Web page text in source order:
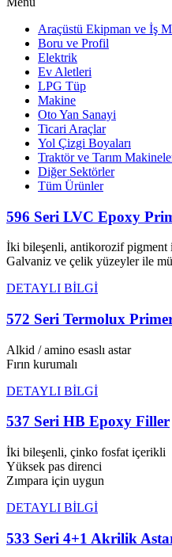
Araçüstü Ekipman ve İş
Boru ve Profil
Elektrik
Ev Aletleri
LPG Tüp
Makine
Oto Yan Sanayi
Ticari Araçlar
Yol Çizgi Boyaları
Traktör ve Tarım
Diğer Sektörler
Tüm Ürünler
596 Seri LVC Epoxy
İki bileşenli, antikorozif pigment
Galvaniz ve çelik yüzeyler ile
DETAYLI BİLGİ
572 Seri Termolux
Alkid / amino esaslı astar
Fırın kurumalı
DETAYLI BİLGİ
537 Seri HB Epoxy Filler
İki bileşenli, çinko fosfat içerikli
Yüksek pas direnci
Zımpara için uygun
DETAYLI BİLGİ
533 Seri 4+1 Akrilik